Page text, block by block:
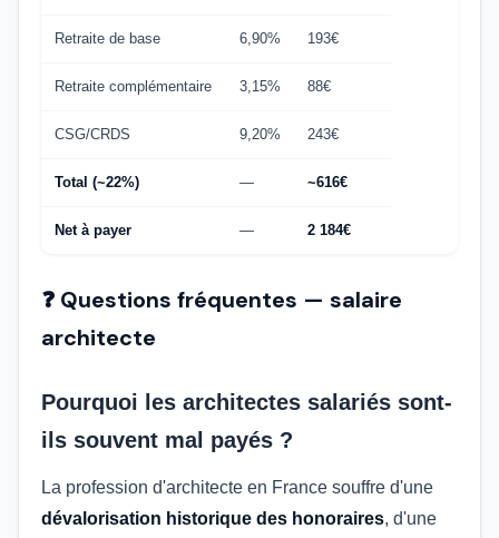
Retraite de base 6,90% 193€
Retraite complémentaire 3,15% 88€
CSG/CRDS 9,20% 243€
Total (~22%) — ~616€
Net à payer — 2 184€
❓ Questions fréquentes — salaire
architecte
Pourquoi les architectes salariés sont-
ils souvent mal payés ?
La profession d'architecte en France souffre d'une
dévalorisation historique des honoraires, d'une